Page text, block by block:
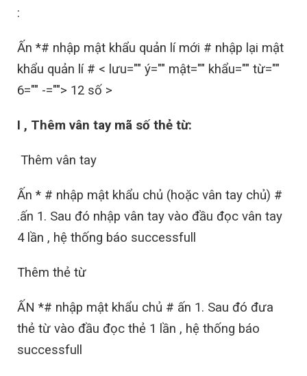
:
Ấn *# nhập mật khẩu quản lí mới # nhập lại mật
khẩu quản lí # < lưu="" ý="" mật="" khẩu="" từ=""
6="" -=""> 12 số >
I , Thêm vân tay mã số thẻ từ:
Thêm vân tay
Ấn * # nhập mật khẩu chủ (hoặc vân tay chủ) #
.ấn 1. Sau đó nhập vân tay vào đầu đọc vân tay
4 lần , hệ thống báo successfull
Thêm thẻ từ
ẤN *# nhập mật khẩu chủ # ấn 1. Sau đó đưa
thẻ từ vào đầu đọc thẻ 1 lần , hệ thống báo
successfull